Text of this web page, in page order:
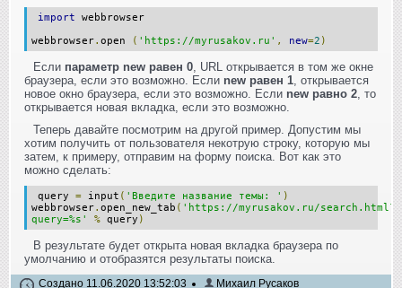
import webbrowser
webbrowser. open ( 'https://myrusakov.ru' , new=2 )
Если параметр new равен 0, URL открывается в том же окне
браузера, если это возможно. Если new равен 1, открывается
новое окно браузера, если это возможно. Если new равно 2, то
открывается новая вкладка, если это возможно.
Теперь давайте посмотрим на другой пример. Допустим мы
хотим получить от пользователя некотрую строку, которую мы
затем, к примеру, отправим на форму поиска. Вот как это
можно сделать:
query = input ( 'Введите название темы: ' )
webbrowser. open_new_tab ( 'https://myrusakov.ru/search.html?
query=%s'
% query )
В результате будет открыта новая вкладка браузера по
умолчанию и отобразятся результаты поиска.
Создано 11.06.2020 13:52:03 Михаил Русаков